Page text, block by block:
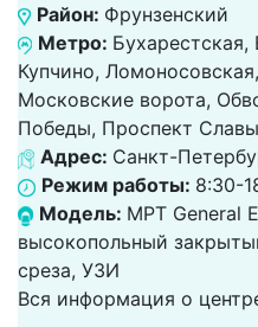
Район: Фрунзенский
Метро: Бухарестская,
Купчино,
Московские ворота,
Победы, Проспект
Адрес: Санкт-
Режим работы: 8:30-
Модель: МРТ General
высокопольный
среза, УЗИ
Вся информация о